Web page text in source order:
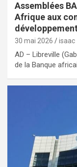
Assemblées
Afrique aux
développement
30 mai 2026 isaac
AD – Libreville
de la Banque